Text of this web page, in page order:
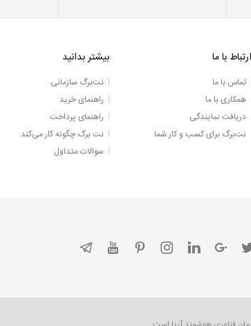
ارتباط با ما
تماس با ما
همکاری با ما
دریافت نمایندگی
نت‌برگ برای کسب و کار شما
بیشتر بدانید
نت‌برگ سازمانی
راهنمای خرید
راهنمای پرداخت
نت برگ چگونه کار می‌کند
سوالات متداول